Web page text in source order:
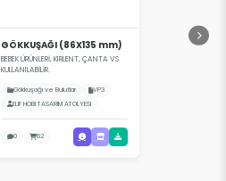
GÖKKUŞAĞI (86X135 mm)
BEBEK ÜRÜNLERİ, KIRLENT, ÇANTA VS
KULLANILABİLİR.
Gökkuşağı ve Bulutlar
VP3
ELIF HOBI TASARIM ATOLYESI
0 62